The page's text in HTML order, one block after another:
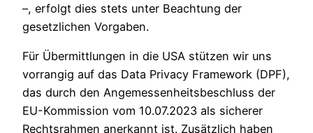
–, erfolgt dies stets unter Beachtung der
gesetzlichen Vorgaben.
Für Übermittlungen in die USA stützen wir uns
vorrangig auf das Data Privacy Framework (DPF),
das durch den Angemessenheitsbeschluss der
EU-Kommission vom 10.07.2023 als sicherer
Rechtsrahmen anerkannt ist. Zusätzlich haben